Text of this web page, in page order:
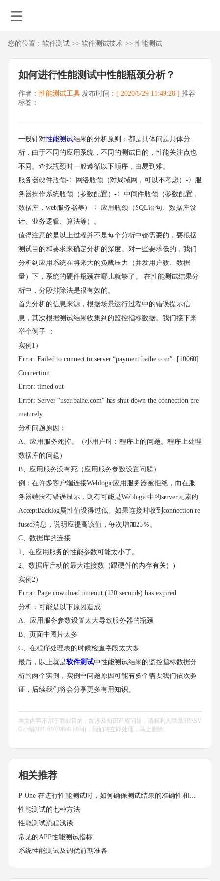
您的位置： 软件测试 >> 软件测试技术 >>性能测试
如何进行性能测试中性能瓶颈分析？
作者：性能测试工具 发布时间： [ 2020/5/29 11:49:28 ] 推荐
标签：
一般针对性能测试结果的分析原则：都是具体问题具体分
析，由于不同的应用系统，不同的测试目的，性能关注点也
不同。查找瓶颈时一般遵循以下顺序，由易到难。
服务器硬件瓶颈-〉网络瓶颈（对局域网，可以不考虑）-〉服
务器操作系统瓶颈（参数配置）-〉中间件瓶颈（参数配置，
数据库，web服务器等）-〉应用瓶颈（SQL语句、数据库设
计、业务逻辑、算法等）。
值得注意的是以上过程并不是每个分析中都需要的，要根据
测试目的和要求来确定分析的深度。对一些要求低的，我们
分析到应用系统在将来大的负载压力（并发用户数、数据
量）下，系统的硬件瓶颈在哪儿就够了。 在性能测试结果分
析中，分段排除法是很有效的。
首先分析的信息来源，根据场景运行过程中的错误提示信
息，其次根据测试结果收集到的监控指标数据。我们接下来
举个例子 ：
实例1）
Error: Failed to connect to server “payment.baihe.com″: [10060]
Connection
Error: timed out
Error: Server “user.baihe.com″ has shut down the connection pre
maturely
分析问题原因：
A、应用服务死掉。（小用户时：程序上的问题。程序上处理
数据库的问题）
B、应用服务没有死（应用服务参数设置问题）
例：在许多客户端连接Weblogic应用服务器被拒绝，而在服
务器端没有错误显示，则有可能是Weblogic中的server元素的
AcceptBacklog属性值设得过低。如果连接时收到connection re
fused消息，说明应提高该值，每次增加25％。
C、数据库的连接
1、在应用服务的性能参数可能太小了。
2、数据库启动的最大连接数（跟硬件的内存有关）)
实例2）
Error: Page download timeout (120 seconds) has expired
分析：可能是以下原因造成
A、应用服务参数设置太大导致服务器的瓶颈
B、页面中图片太多
C、在程序处理表的时候检查字段太大多
最后，以上就是软件测试中性能测试结果的监控指标数据分
析的两个实例，实例中问题原因可能有多个需要我们依次验
证，后续我们将会分享更多有用知识。
本文内容不用于商业目的，如涉及知识产权问题，请权利人联系SPASV
O小编(021-61079698-8054)，我们将立即处理，马上删除。
相关推荐
P-One 在进行性能测试时，如何确保测试结果的准确性和可靠性？
性能测试的七种方法
性能测试流程浅谈
常见的APP性能测试指标
系统性能测试及调优前期准备